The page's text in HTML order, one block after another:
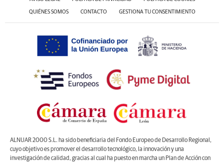
QUIÉNES SOMOS CONTACTO GESTIONA TU CONSENTIMIENTO
ALNUAR 2000 S.L. ha sido beneficiaria del Fondo Europeo de Desarrollo Regional,
cuyo objetivo es promover el desarrollo tecnológico, la innovación y una
investigación de calidad, gracias al cual ha puesto en marcha un Plan de Acción con